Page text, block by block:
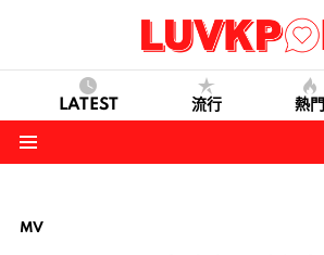
LATEST 流行 熱門
MV